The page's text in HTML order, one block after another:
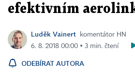
efektivním
Luděk Vainert
komentátor HN
6. 8. 2018 00:00 ▪ 3 min. čtení
ODEBÍRAT AUTORA